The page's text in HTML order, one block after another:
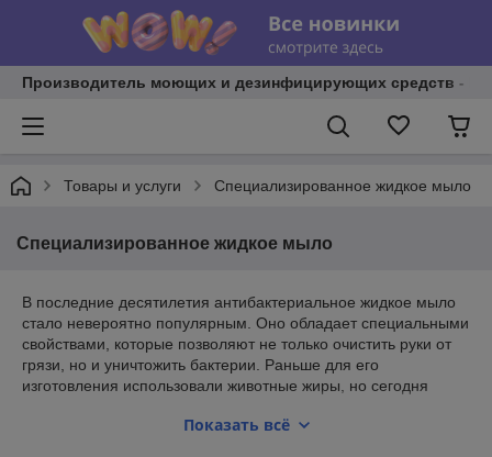
Производитель моющих и дезинфицирующих средств -
Товары и услуги Специализированное жидкое мыло
Специализированное жидкое мыло
В последние десятилетия антибактериальное жидкое мыло
стало невероятно популярным. Оно обладает специальными
свойствами, которые позволяют не только очистить руки от
грязи, но и уничтожить бактерии. Раньше для его
изготовления использовали животные жиры, но сегодня
гидроксидом натрия. При взаимодействии этих компонентов
Показать всё